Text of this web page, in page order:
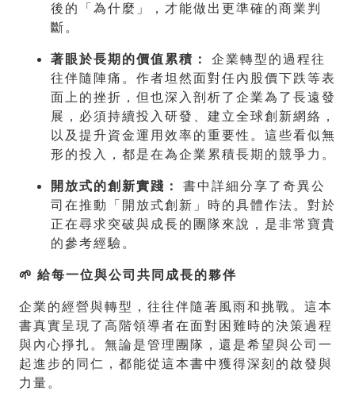
後的「為什麼」，才能做出更準確的商業判
斷。
著眼於長期的價值累積：
企業轉型的過程往
往伴隨陣痛。作者坦然面對任內股價下跌等表
面上的挫折，但也深入剖析了企業為了長遠發
展，必須持續投入研發、建立全球創新網絡，
以及提升資金運用效率的重要性。這些看似無
形的投入，都是在為企業累積長期的競爭力。
開放式的創新實踐：
書中詳細分享了奇異公
司在推動「開放式創新」時的具體作法。對於
正在尋求突破與成長的團隊來說，是非常寶貴
的參考經驗。
🌱 給每一位與公司共同成長的夥伴
企業的經營與轉型，往往伴隨著風雨和挑戰。這本
書真實呈現了高階領導者在面對困難時的決策過程
與內心掙扎。無論是管理團隊，還是希望與公司一
起進步的同仁，都能從這本書中獲得深刻的啟發與
力量。